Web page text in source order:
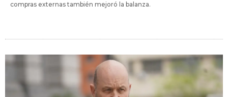
compras externas también mejoró la balanza.